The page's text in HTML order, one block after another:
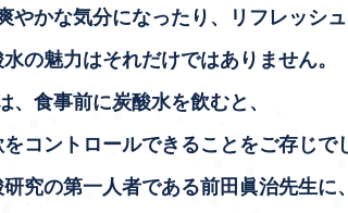
かな気分になったり、リフレッシュ
の魅力はそれだけではありません。
、食事前に炭酸水を飲むと、
コントロールできることをご存じで
究の第一人者である前田眞治先生に、